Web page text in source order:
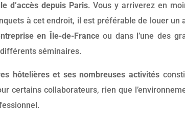
d’accès depuis Paris. Vous y arriverez en
à cet endroit, il est préférable de louer un
en Île-de-France ou dans l’une des
séminaires.
hôtelières et ses nombreuses activités
certains collaborateurs, rien que